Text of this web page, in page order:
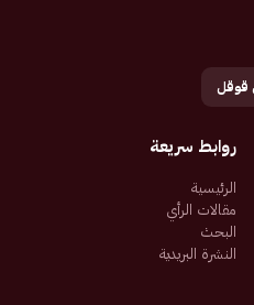
قوقل
روابط سريعة
الرئيسية
مقالات الرأي
البحث
النشرة البريدية